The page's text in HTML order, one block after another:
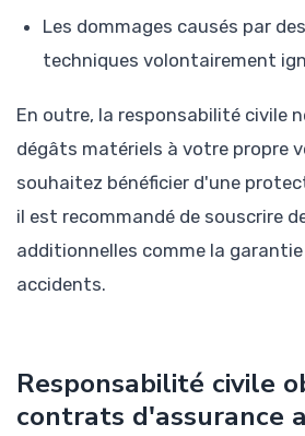
Les dommages causés par
techniques volontairement
En outre, la responsabilité civile
dégâts matériels à votre propre
souhaitez bénéficier d'une
il est recommandé de souscrire
additionnelles comme la
accidents.
Responsabilité civile
contrats d'assurance